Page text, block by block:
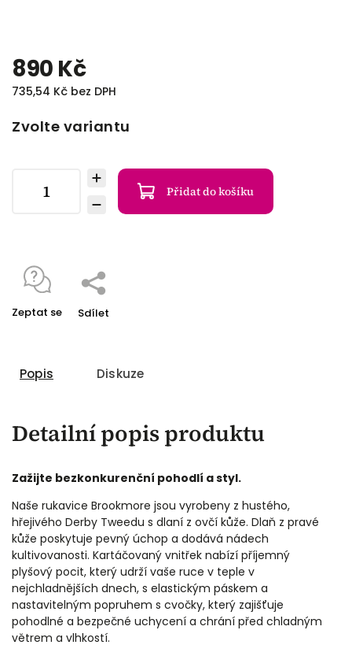
890 Kč
735,54 Kč bez DPH
Zvolte variantu
Přidat do košíku
Zeptat se Sdílet
Popis Diskuze
Detailní popis produktu
Zažijte bezkonkurenční pohodlí a styl.
Naše rukavice Brookmore jsou vyrobeny z hustého,
hřejivého Derby Tweedu s dlaní z ovčí kůže. Dlaň z pravé
kůže poskytuje pevný úchop a dodává nádech
kultivovanosti. Kartáčovaný vnitřek nabízí příjemný
plyšový pocit, který udrží vaše ruce v teple v
nejchladnějších dnech, s elastickým páskem a
nastavitelným popruhem s cvočky, který zajišťuje
pohodlné a bezpečné uchycení a chrání před chladným
větrem a vlhkostí.